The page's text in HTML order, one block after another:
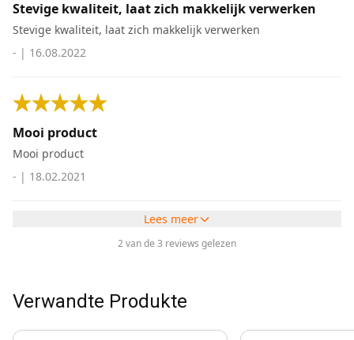
Stevige kwaliteit, laat zich makkelijk verwerken
Stevige kwaliteit, laat zich makkelijk verwerken
- | 16.08.2022
Mooi product
Mooi product
- | 18.02.2021
Lees meer
2 van de 3 reviews gelezen
Verwandte Produkte